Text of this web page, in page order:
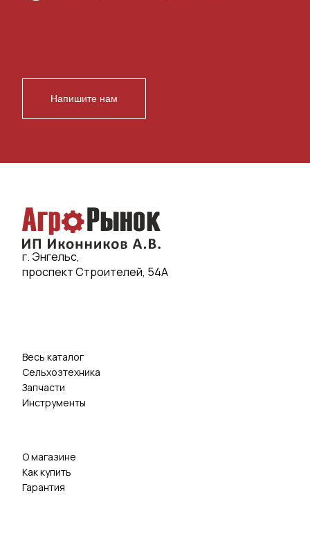
Напишите нам
г. Энгельс,
проспект Строителей, 54А
Весь каталог
Сельхозтехника
Запчасти
Инструменты
О магазине
Как купить
Гарантия